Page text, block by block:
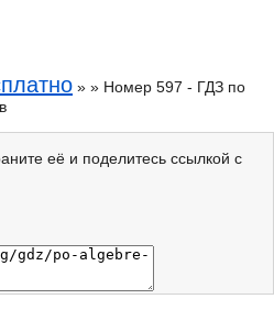
» » Номер 597 - ГДЗ по
её и поделитесь ссылкой с